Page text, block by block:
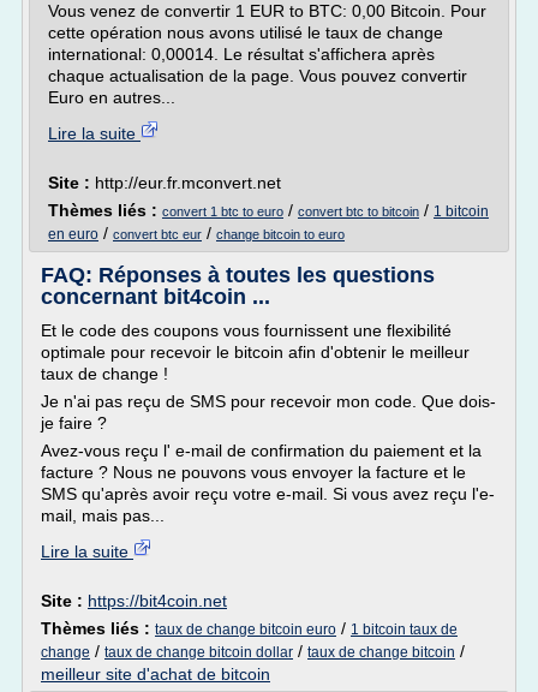
Vous venez de convertir 1 EUR to BTC: 0,00 Bitcoin. Pour
cette opération nous avons utilisé le taux de change
international: 0,00014. Le résultat s'affichera après
chaque actualisation de la page. Vous pouvez convertir
Euro en autres...
Lire la suite
Site : http://eur.fr.mconvert.net
Thèmes liés : convert 1 btc to euro / convert btc to bitcoin / 1 bitcoin
en euro / convert btc eur / change bitcoin to euro
FAQ: Réponses à toutes les questions
concernant bit4coin ...
Et le code des coupons vous fournissent une flexibilité
optimale pour recevoir le bitcoin afin d'obtenir le meilleur
taux de change !
Je n'ai pas reçu de SMS pour recevoir mon code. Que dois-
je faire ?
Avez-vous reçu l' e-mail de confirmation du paiement et la
facture ? Nous ne pouvons vous envoyer la facture et le
SMS qu'après avoir reçu votre e-mail. Si vous avez reçu l'e-
mail, mais pas...
Lire la suite
Site : https://bit4coin.net
Thèmes liés : taux de change bitcoin euro / 1 bitcoin taux de
change / taux de change bitcoin dollar / taux de change bitcoin /
meilleur site d'achat de bitcoin